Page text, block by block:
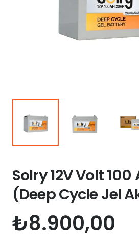
Solry 12V Volt
(Deep Cycle Jel
₺8.900,00